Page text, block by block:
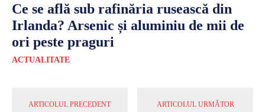
Ce se află sub rafinăria rusească din
Irlanda? Arsenic și aluminiu de mii de
ori peste praguri
ACTUALITATE
ARTICOLUL PRECEDENT ARTICOLUL URMĂTOR